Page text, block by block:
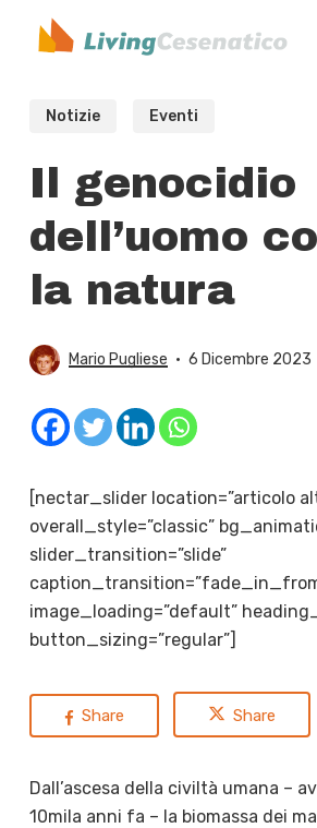
Notizie Eventi
Il genocidio
dell’uomo
la natura
Mario Pugliese 6 Dicembre 2023
[nectar_slider location=”articolo
overall_style=”classic”
slider_transition=”slide”
image_loading=”default”
button_sizing=”regular”]
Share Share
Dall’ascesa della civiltà umana –
10mila anni fa – la biomassa dei